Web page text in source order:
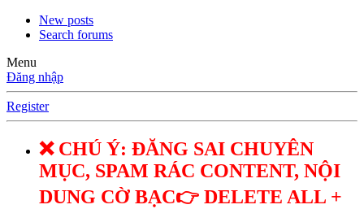
New posts
Search forums
Menu
Đăng nhập
Register
❌ CHÚ Ý: ĐĂNG SAI CHUYÊN
MỤC, SPAM RÁC CONTENT, NỘI
DUNG CỜ BẠC👉 DELETE ALL +